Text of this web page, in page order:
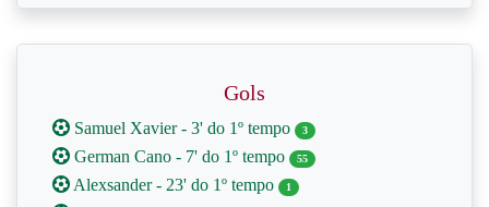
Gols
Samuel Xavier - 3' do 1º tempo 3
German Cano - 7' do 1º tempo 55
Alexsander - 23' do 1º tempo 1